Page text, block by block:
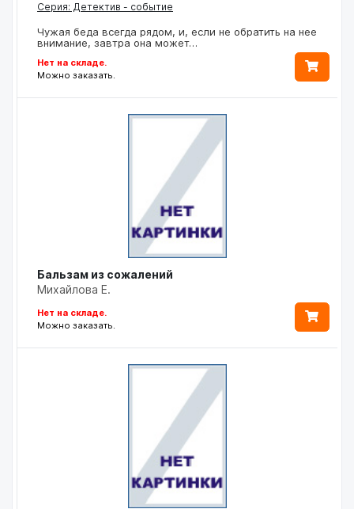
Серия: Детектив - событие
Чужая беда всегда рядом, и, если не обратить на нее
внимание, завтра она может…
Нет на складе.
Можно заказать.
Бальзам из сожалений
Михайлова Е.
Нет на складе.
Можно заказать.